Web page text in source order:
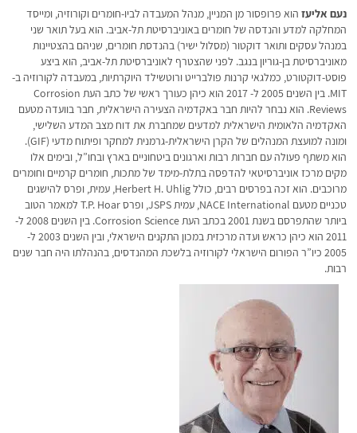
נעם אליעזהוא פרופסור מן המניין, מנהל המעבדה לביו-חומרים וקורוזיה, ומייסד
המחלקה למדע והנדסה של חומרים באוניברסיטת תל-אביב. הוא בעל תואר שני
במנהל עסקים ותואר דוקטור (מסלול ישיר) בהנדסת חומרים, שניהם בהצטיינות
מאוניברסיטת בן-גוריון בנגב. לפני שהצטרף לאוניברסיטת תל-אביב, הוא ביצע
פוסט-דוקטורט, כמלגאי קרנות פולברייט ורוטשילד היוקרתיות, במעבדה לקורוזיה ב-
MIT. בין השנים 2005 ל- 2017 הוא כיהן כעורך ראשי של כתב העת Corrosion
Reviews. הוא נבחר להיות חבר באקדמיה הצעירה הישראלית, חבר בוועדה מטעם
האקדמיה הלאומית הישראלית למדעים שמחברת את דוח מצב המדע השלישי,
ומונה למועצת המנהלים של הקרן הישראלית-גרמנית למחקר ופיתוח מדעי (GIF).
הוא משתף פעולה עם חברות רבות וארגונים ביטחוניים בארץ ובחו”ל, ובימים אלו
מקים מרכז אוניברסיטאי להדפסה בתלת-מימד של מתכות, חומרים קרמיים וחומרים
מרוכבים. הוא זכה בפרסים רבים, כולל Herbert H. Uhlig, עמית, ופרס להישגים
טכניים מטעם NACE International, עמית JSPS, ופרס T.P. Hoar למאמר הטוב
ביותר שהתפרסם בשנת 2001 בכתב העת Corrosion Science. בין השנים 2008 ל-
2011 הוא כיהן כראש ועדה מרכזית במכון התקנים הישראלי, ובין השנים 2003 ל-
2005 כיו”ר הפורום הישראלי לקורוזיה בלשכת המהנדסים, בהנהלתו היה חבר שנים
רבות.